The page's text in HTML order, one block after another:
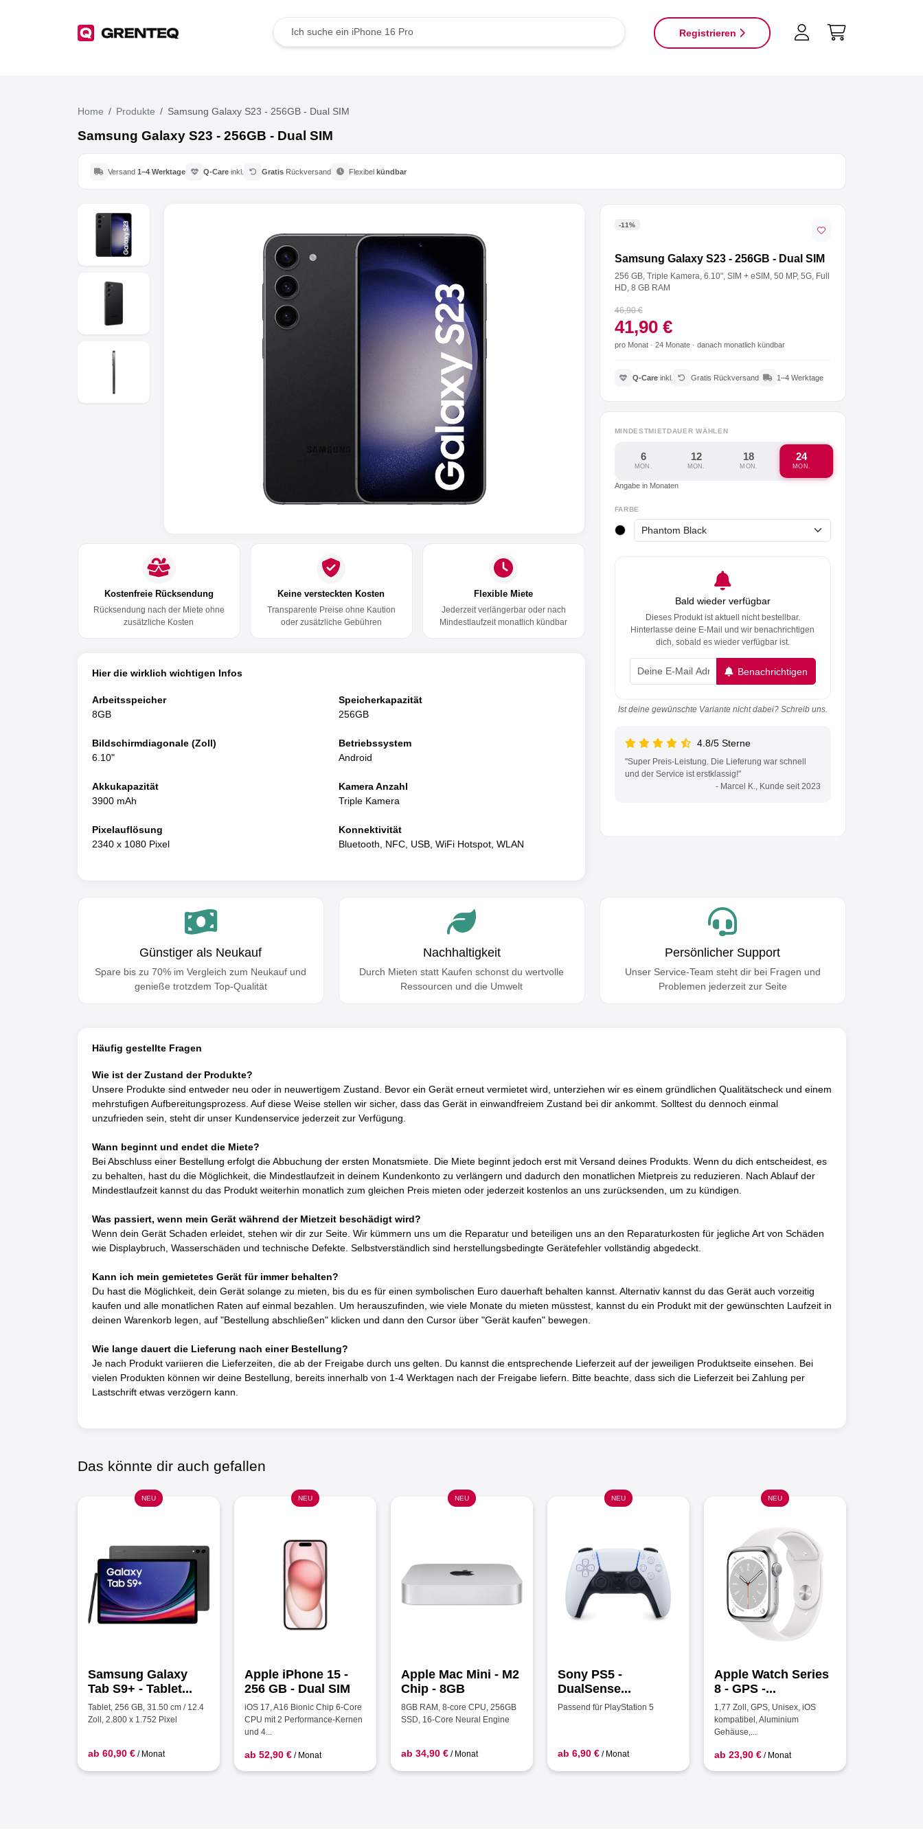
Der Umwelt zuliebe
Registrieren
Home Produkte Samsung Galaxy S23 - 256GB - Dual SIM
Samsung Galaxy S23 - 256GB - Dual SIM
Versand 1–4 Werktage Q-Care inkl. Gratis Rückversand Flexibel kündbar
Kostenfreie Rücksendung
Rücksendung nach der Miete ohne
zusätzliche Kosten
Keine versteckten Kosten
Transparente Preise ohne Kaution
oder zusätzliche Gebühren
Flexible Miete
Jederzeit verlängerbar oder nach
Mindestlaufzeit monatlich kündbar
Hier die wirklich wichtigen Infos
Arbeitsspeicher
8GB
Speicherkapazität
256GB
Bildschirmdiagonale (Zoll)
6.10"
Betriebssystem
Android
Akkukapazität
3900 mAh
Kamera Anzahl
Triple Kamera
Pixelauflösung
2340 x 1080 Pixel
Konnektivität
Bluetooth, NFC, USB, WiFi Hotspot, WLAN
-11%
Samsung Galaxy S23 - 256GB - Dual SIM
256 GB, Triple Kamera, 6.10", SIM + eSIM, 50 MP, 5G, Full
HD, 8 GB RAM
46,90 €
41,90 €
pro Monat · 24 Monate· danach monatlich kündbar
Q-Careinkl. Gratis Rückversand 1–4 Werktage
MINDESTMIETDAUER WÄHLEN
6
MON.
12
MON.
18
MON.
24
MON.
Angabe in Monaten
FARBE
Bald wieder verfügbar
Dieses Produkt ist aktuell nicht bestellbar.
Hinterlasse deine E-Mail und wir benachrichtigen
dich, sobald es wieder verfügbar ist.
Benachrichtigen
Ist deine gewünschte Variante nicht dabei? Schreib uns.
4.8/5 Sterne
"Super Preis-Leistung. Die Lieferung war schnell
und der Service ist erstklassig!"
- Marcel K., Kunde seit 2023
Günstiger als Neukauf
Spare bis zu 70% im Vergleich zum Neukauf und
genieße trotzdem Top-Qualität
Nachhaltigkeit
Durch Mieten statt Kaufen schonst du wertvolle
Ressourcen und die Umwelt
Persönlicher Support
Unser Service-Team steht dir bei Fragen und
Problemen jederzeit zur Seite
Häufig gestellte Fragen
Wie ist der Zustand der Produkte?
Unsere Produkte sind entweder neu oder in neuwertigem Zustand. Bevor ein Gerät erneut vermietet wird, unterziehen wir es einem gründlichen Qualitätscheck und einem
mehrstufigen Aufbereitungsprozess. Auf diese Weise stellen wir sicher, dass das Gerät in einwandfreiem Zustand bei dir ankommt. Solltest du dennoch einmal
unzufrieden sein, steht dir unser Kundenservice jederzeit zur Verfügung.
Wann beginnt und endet die Miete?
Bei Abschluss einer Bestellung erfolgt die Abbuchung der ersten Monatsmiete. Die Miete beginnt jedoch erst mit Versand deines Produkts. Wenn du dich entscheidest, es
zu behalten, hast du die Möglichkeit, die Mindestlaufzeit in deinem Kundenkonto zu verlängern und dadurch den monatlichen Mietpreis zu reduzieren. Nach Ablauf der
Mindestlaufzeit kannst du das Produkt weiterhin monatlich zum gleichen Preis mieten oder jederzeit kostenlos an uns zurücksenden, um zu kündigen.
Was passiert, wenn mein Gerät während der Mietzeit beschädigt wird?
Wenn dein Gerät Schaden erleidet, stehen wir dir zur Seite. Wir kümmern uns um die Reparatur und beteiligen uns an den Reparaturkosten für jegliche Art von Schäden
wie Displaybruch, Wasserschäden und technische Defekte. Selbstverständlich sind herstellungsbedingte Gerätefehler vollständig abgedeckt.
Kann ich mein gemietetes Gerät für immer behalten?
Du hast die Möglichkeit, dein Gerät solange zu mieten, bis du es für einen symbolischen Euro dauerhaft behalten kannst. Alternativ kannst du das Gerät auch vorzeitig
kaufen und alle monatlichen Raten auf einmal bezahlen. Um herauszufinden, wie viele Monate du mieten müsstest, kannst du ein Produkt mit der gewünschten Laufzeit in
deinen Warenkorb legen, auf "Bestellung abschließen" klicken und dann den Cursor über "Gerät kaufen" bewegen.
Wie lange dauert die Lieferung nach einer Bestellung?
Je nach Produkt variieren die Lieferzeiten, die ab der Freigabe durch uns gelten. Du kannst die entsprechende Lieferzeit auf der jeweiligen Produktseite einsehen. Bei
vielen Produkten können wir deine Bestellung, bereits innerhalb von 1-4 Werktagen nach der Freigabe liefern. Bitte beachte, dass sich die Lieferzeit bei Zahlung per
Lastschrift etwas verzögern kann.
Das könnte dir auch gefallen
NEU
Samsung Galaxy
Tab S9+ - Tablet...
Tablet, 256 GB, 31.50 cm / 12.4
Zoll, 2.800 x 1.752 Pixel
ab 60,90 €/ Monat
NEU
Apple iPhone 15 -
256 GB - Dual SIM
iOS 17, A16 Bionic Chip 6‑Core
CPU mit 2 Performance-Kernen
und 4...
ab 52,90 €/ Monat
NEU
Apple Mac Mini - M2
Chip - 8GB
8GB RAM, 8-core CPU, 256GB
SSD, 16-Core Neural Engine
ab 34,90 €/ Monat
NEU
Sony PS5 -
DualSense...
Passend für PlayStation 5
ab 6,90 €/ Monat
NEU
Apple Watch Series
8 - GPS -...
1,77 Zoll, GPS, Unisex, iOS
kompatibel, Aluminium
Gehäuse,...
ab 23,90 €/ Monat